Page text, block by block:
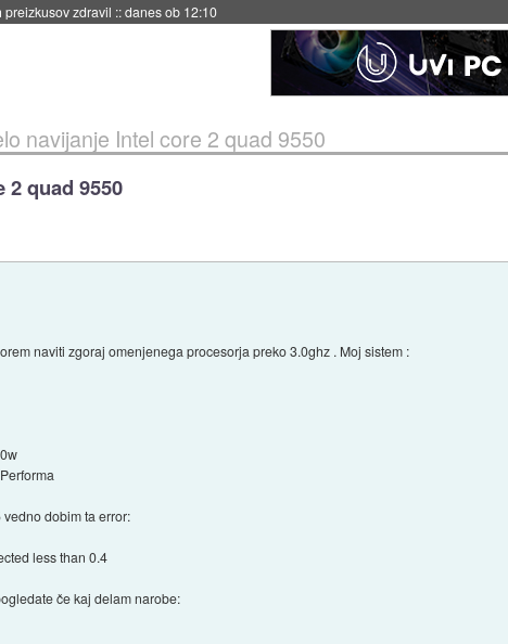
za naslednji dve leti::danes ob 11:37
navijanje Intel core 2 quad 9550
2 quad 9550
naviti zgoraj omenjenega procesorja preko 3.0ghz . Moj sistem :
dobim ta error:
less than 0.4
če kaj delam narobe: